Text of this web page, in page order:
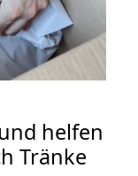
helfen
Tränke